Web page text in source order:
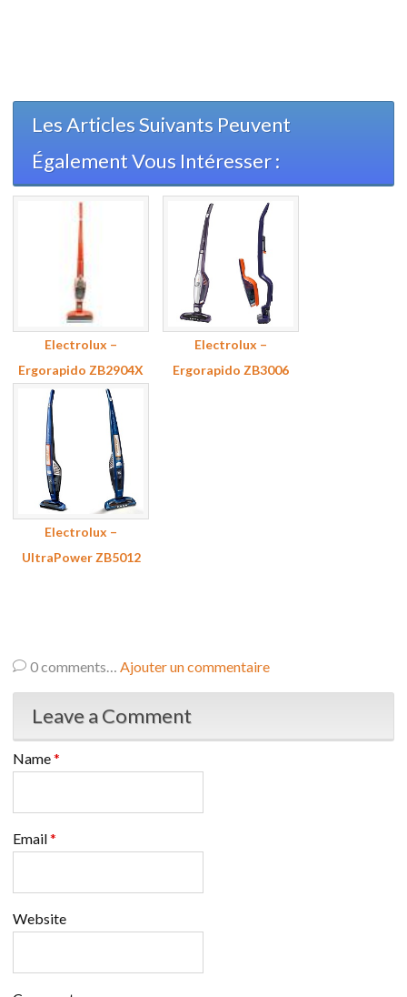
Les Articles Suivants Peuvent
Également Vous Intéresser :
Electrolux –
Ergorapido ZB2904X
Electrolux –
Ergorapido ZB3006
Electrolux –
UltraPower ZB5012
0comments… Ajouter un commentaire
Leave a Comment
Name*
Email*
Website